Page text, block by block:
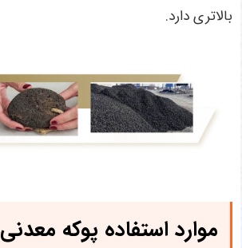
بالاتری دارد.
موارد استفاده پوکه معدنی